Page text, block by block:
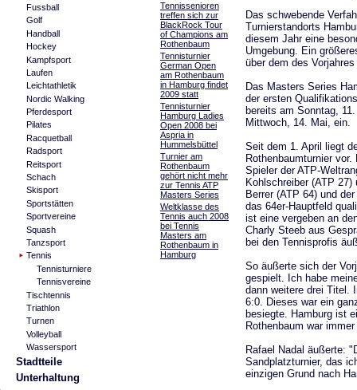
Fussball
Golf
Handball
Hockey
Kampfsport
Laufen
Leichtathletik
Nordic Walking
Pferdesport
Pilates
Racquetball
Radsport
Reitsport
Schach
Skisport
Sportstätten
Sportvereine
Squash
Tanzsport
Tennis
Tennisturniere
Tennisvereine
Tischtennis
Triathlon
Turnen
Volleyball
Wassersport
Stadtteile
Unterhaltung
Tennissenioren
treffen sich zur
BlackRock Tour
of Champions am
Rothenbaum
Tennisturnier
German Open
am Rothenbaum
in Hamburg findet
2009 statt
Tennisturnier
Hamburg Ladies
Open 2008 bei
Aspria in
Hummelsbüttel
Turnier am
Rothenbaum
gehört nicht mehr
zur Tennis ATP
Masters Series
Weltklasse des
Tennis auch 2008
bei Tennis
Masters am
Rothenbaum in
Hamburg
Das schwebende
Turnierstandorts
diesem Jahr eine
Umgebung. Ein
über dem des
Das Masters Series
der ersten
bereits am Sonntag,
Mittwoch, 14. Mai, ein.
Seit dem 1. April liegt
Rothenbaumturnier
Spieler der ATP-
Kohlschreiber (ATP
Berrer (ATP 64) und
das 64er-Hauptfeld
ist eine vergeben an
Charly Steeb aus
bei den Tennisprofis
So äußerte sich der
gespielt. Ich habe
dann weitere drei Titel.
6:0. Dieses war ein
besiegte. Hamburg ist
Rothenbaum war
Rafael Nadal äußerte:
Sandplatzturnier, das
einzigen Grund nach